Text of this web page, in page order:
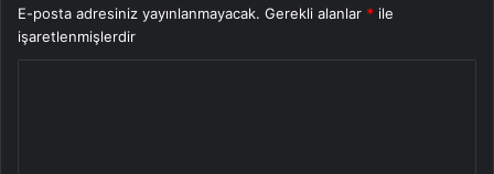
E-posta adresiniz yayınlanmayacak. Gerekli alanlar * ile
işaretlenmişlerdir